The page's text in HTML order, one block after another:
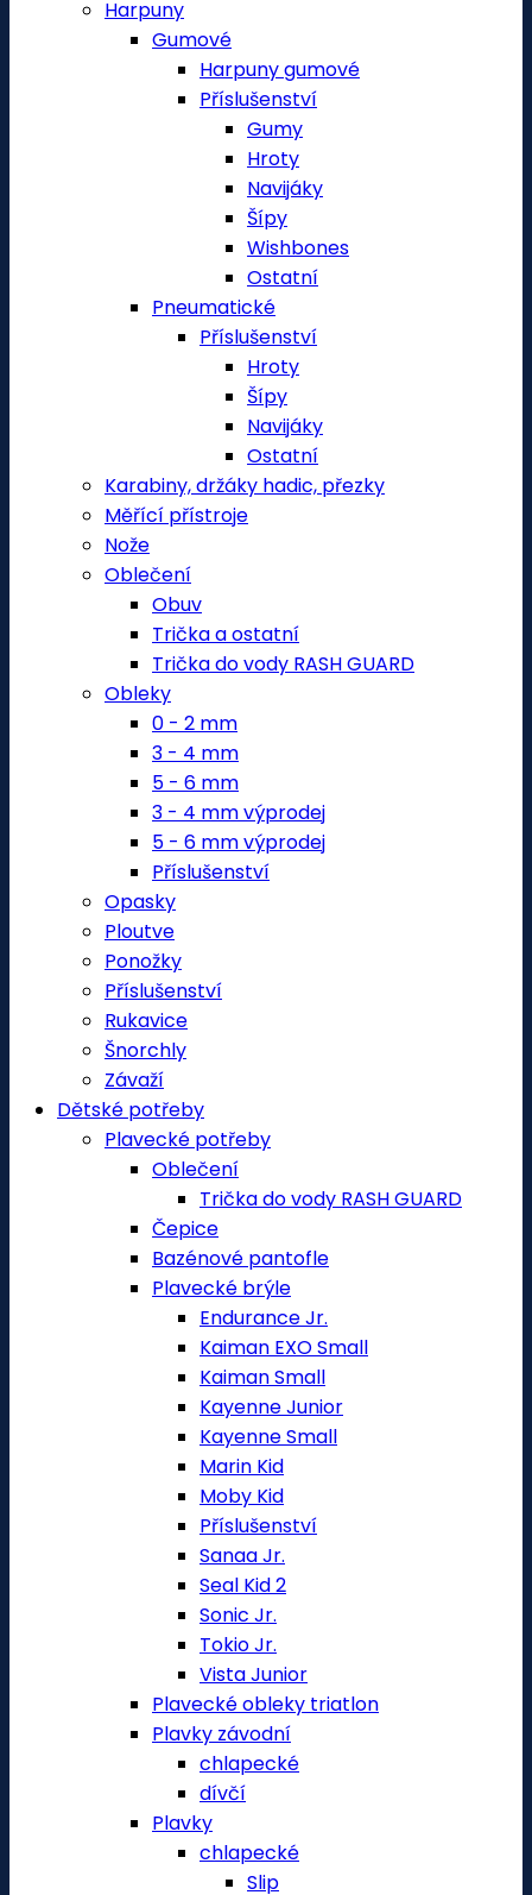
Harpuny
Gumové
Harpuny gumové
Příslušenství
Gumy
Hroty
Navijáky
Šípy
Wishbones
Ostatní
Pneumatické
Příslušenství
Hroty
Šípy
Navijáky
Ostatní
Karabiny, držáky hadic, přezky
Měřící přístroje
Nože
Oblečení
Obuv
Trička a ostatní
Trička do vody RASH GUARD
Obleky
0 - 2 mm
3 - 4 mm
5 - 6 mm
3 - 4 mm výprodej
5 - 6 mm výprodej
Příslušenství
Opasky
Ploutve
Ponožky
Příslušenství
Rukavice
Šnorchly
Závaží
Dětské potřeby
Plavecké potřeby
Oblečení
Trička do vody RASH GUARD
Čepice
Bazénové pantofle
Plavecké brýle
Endurance Jr.
Kaiman EXO Small
Kaiman Small
Kayenne Junior
Kayenne Small
Marin Kid
Moby Kid
Příslušenství
Sanaa Jr.
Seal Kid 2
Sonic Jr.
Tokio Jr.
Vista Junior
Plavecké obleky triatlon
Plavky závodní
chlapecké
dívčí
Plavky
chlapecké
Slip